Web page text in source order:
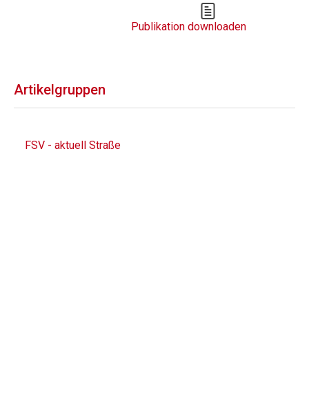
Publikation downloaden
Artikelgruppen
FSV - aktuell Straße